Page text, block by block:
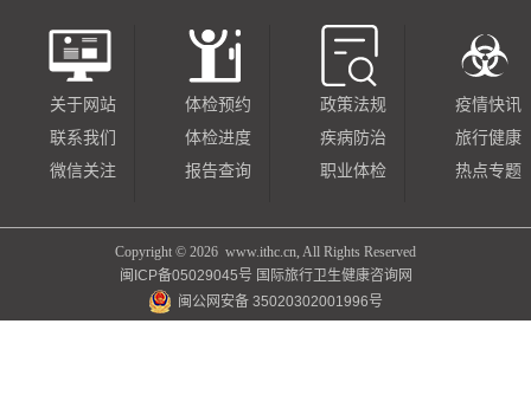
关于网站
联系我们
微信关注
体检预约
体检进度
报告查询
政策法规
疾病防治
职业体检
疫情快讯
旅行健康
热点专题
Copyright © 2026 www.ithc.cn, All Rights Reserved
闽ICP备05029045号 国际旅行卫生健康咨询网
闽公网安备 35020302001996号